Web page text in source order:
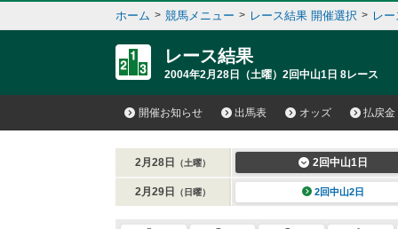
ホーム > 競馬メニュー > レース結果 開催選択 > レ
レース結果
2004年2月28日（土曜）2回中山1日 8レース
開催お知らせ 出馬表 オッズ 払戻金
2月28日 （土曜） 2回中山1日
2月29日 （日曜） 2回中山2日